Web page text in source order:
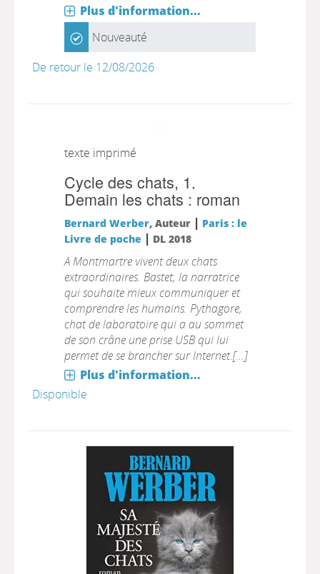
Plus d'information...
Nouveauté
De retour le 12/08/2026
texte imprimé
Cycle des chats, 1.
Demain les chats : roman
Bernard Werber, Auteur | Paris : le
Livre de poche | DL 2018
A Montmartre vivent deux chats
extraordinaires. Bastet, la narratrice
qui souhaite mieux communiquer et
comprendre les humains. Pythagore,
chat de laboratoire qui a au sommet
de son crâne une prise USB qui lui
permet de se brancher sur Internet.[...]
Plus d'information...
Disponible